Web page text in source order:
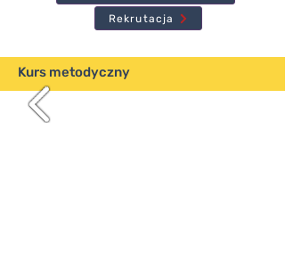
Rekrutacja
Kurs metodyczny